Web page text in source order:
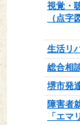
視覚・
（点字
生活リ
総合相
堺市発
障害者
「エマ